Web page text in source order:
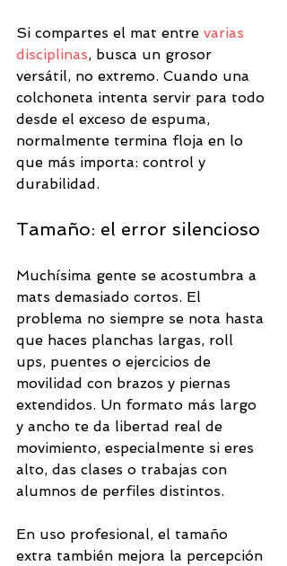
Si compartes el mat entre varias
disciplinas, busca un grosor
versátil, no extremo. Cuando una
colchoneta intenta servir para todo
desde el exceso de espuma,
normalmente termina floja en lo
que más importa: control y
durabilidad.
Tamaño: el error silencioso
Muchísima gente se acostumbra a
mats demasiado cortos. El
problema no siempre se nota hasta
que haces planchas largas, roll
ups, puentes o ejercicios de
movilidad con brazos y piernas
extendidos. Un formato más largo
y ancho te da libertad real de
movimiento, especialmente si eres
alto, das clases o trabajas con
alumnos de perfiles distintos.
En uso profesional, el tamaño
extra también mejora la percepción